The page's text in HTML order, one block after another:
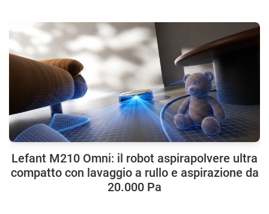
Lefant M210 Omni: il robot aspirapolvere ultra
compatto con lavaggio a rullo e aspirazione da
20.000 Pa